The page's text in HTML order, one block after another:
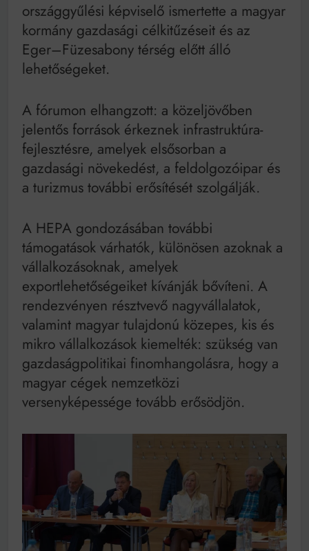
Mindenki a világot akarja uralni – de nem csak a 80-
as években
Bitumenes lapostetők: a bevált technológia akkor
működik, ha jól van felújítva
országgyűlési képviselő ismertette a magyar
kormány gazdasági célkitűzéseit és az
Eger–Füzesabony térség előtt álló
lehetőségeket.
A fórumon elhangzott: a közeljövőben
jelentős források érkeznek infrastruktúra-
fejlesztésre, amelyek elsősorban a
gazdasági növekedést, a feldolgozóipar és
a turizmus további erősítését szolgálják.
A HEPA gondozásában további
támogatások várhatók, különösen azoknak a
vállalkozásoknak, amelyek
exportlehetőségeiket kívánják bővíteni. A
rendezvényen résztvevő nagyvállalatok,
valamint magyar tulajdonú közepes, kis és
mikro vállalkozások kiemelték: szükség van
gazdaságpolitikai finomhangolásra, hogy a
magyar cégek nemzetközi
versenyképessége tovább erősödjön.